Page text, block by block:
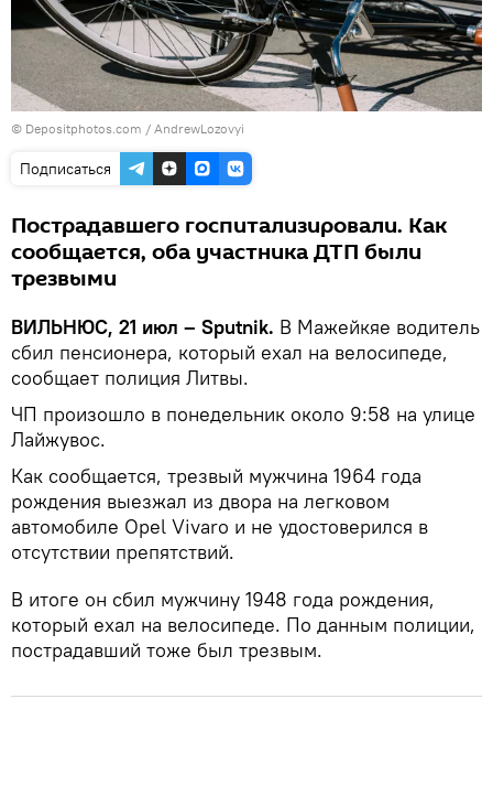
© Depositphotos.com / AndrewLozovyi
Подписаться
Пострадавшего госпитализировали. Как
сообщается, оба участника ДТП были
трезвыми
ВИЛЬНЮС, 21 июл – Sputnik. В Мажейкяе водитель
сбил пенсионера, который ехал на велосипеде,
сообщает полиция Литвы.
ЧП произошло в понедельник около 9:58 на улице
Лайжувос.
Как сообщается, трезвый мужчина 1964 года
рождения выезжал из двора на легковом
автомобиле Opel Vivaro и не удостоверился в
отсутствии препятствий.
В итоге он сбил мужчину 1948 года рождения,
который ехал на велосипеде. По данным полиции,
пострадавший тоже был трезвым.